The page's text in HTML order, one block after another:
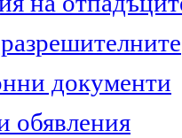
документи
обявления